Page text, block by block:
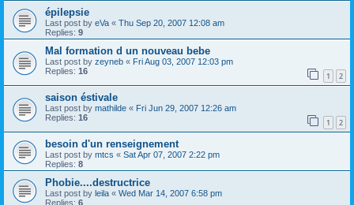
épilepsie
Last post by eVa « Thu Sep 20, 2007 12:08 am
Replies: 9
Mal formation d un nouveau bebe
Last post by zeyneb « Fri Aug 03, 2007 12:03 pm
Replies: 16 1 2
saison éstivale
Last post by mathilde « Fri Jun 29, 2007 12:26 am
Replies: 16 1 2
besoin d'un renseignement
Last post by mtcs « Sat Apr 07, 2007 2:22 pm
Replies: 8
Phobie....destructrice
Last post by leila « Wed Mar 14, 2007 6:58 pm
Replies: 6